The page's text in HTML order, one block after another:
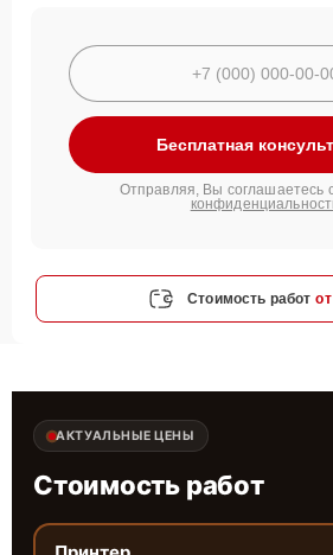
Бесплатная
Отправляя, Вы соглашаетесь
Стоимость работ
АКТУАЛЬНЫЕ ЦЕНЫ
Стоимость работ